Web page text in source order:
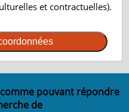
et contractuelles).
pouvant répondre
de